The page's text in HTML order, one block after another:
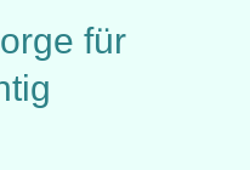
für